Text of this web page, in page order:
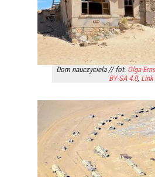
Dom nauczyciela // fot. Olga
BY-SA 4.0, Link